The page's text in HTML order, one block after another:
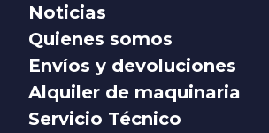
Noticias
Quienes somos
Envíos y devoluciones
Alquiler de maquinaria
Servicio Técnico